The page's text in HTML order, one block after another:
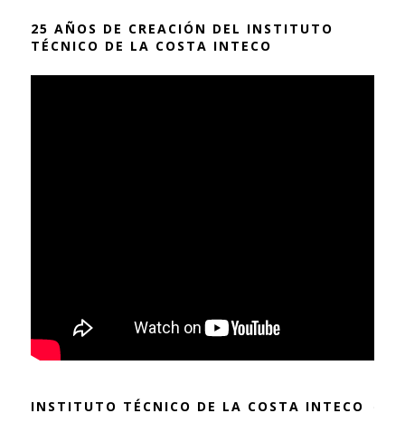
25 AÑOS DE CREACIÓN DEL INSTITUTO
TÉCNICO DE LA COSTA INTECO
INSTITUTO TÉCNICO DE LA COSTA INTECO